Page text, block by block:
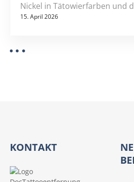
Nickel in Tätowierfarben und
15. April 2026
KONTAKT